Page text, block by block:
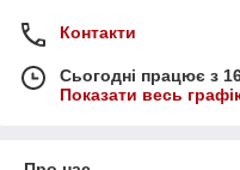
Контакти
Сьогодні працює з
Показати весь